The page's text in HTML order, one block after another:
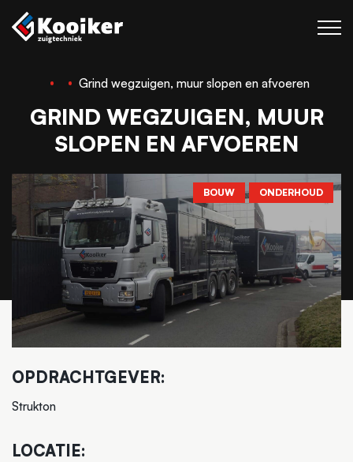
Zuigtechniek
Blaastechniek
Over Kooiker
Werken bij
Contact
Grind wegzuigen, muur slopen en afvoeren
GRIND WEGZUIGEN, MUUR
SLOPEN EN AFVOEREN
BOUW ONDERHOUD
OPDRACHTGEVER:
Strukton
LOCATIE: